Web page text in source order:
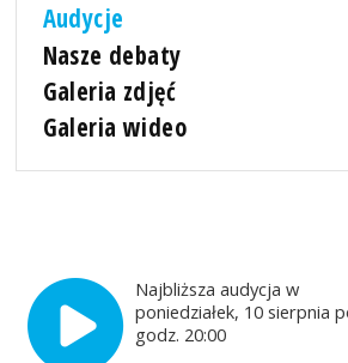
Audycje
Nasze debaty
Galeria zdjęć
Galeria wideo
Najbliższa audycja w
poniedziałek, 10 sierpnia
godz. 20:00